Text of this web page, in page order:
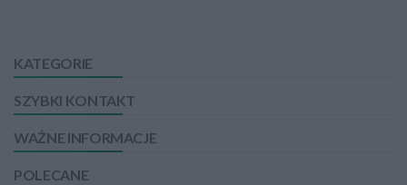
KATEGORIE
SZYBKI KONTAKT
WAŻNE INFORMACJE
POLECANE